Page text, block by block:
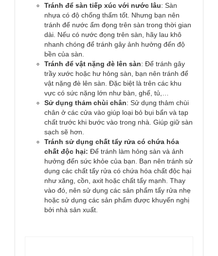
Tránh để sàn tiếp xúc với nước lâu: Sàn
nhựa có độ chống thấm tốt. Nhưng bạn nên
tránh để nước ẩm đọng trên sàn trong thời gian
dài. Nếu có nước đọng trên sàn, hãy lau khô
nhanh chóng để tránh gây ảnh hưởng đến độ
bền của sàn.
Tránh để vật nặng đè lên sàn: Để tránh gây
trầy xước hoặc hư hỏng sàn, bạn nên tránh để
vật nặng đè lên sàn. Đặc biệt là trên các khu
vực có sức nặng lớn như bàn, ghế, tủ,…
Sử dụng thảm chùi chân: Sử dụng thảm chùi
chân ở các cửa vào giúp loại bỏ bụi bẩn và tạp
chất trước khi bước vào trong nhà. Giúp giữ sàn
sạch sẽ hơn.
Tránh sử dụng chất tẩy rửa có chứa hóa
chất độc hại: Để tránh làm hỏng sàn và ảnh
hưởng đến sức khỏe của bạn. Bạn nên tránh sử
dụng các chất tẩy rửa có chứa hóa chất độc hại
như xăng, cồn, axit hoặc chất tẩy mạnh. Thay
vào đó, nên sử dụng các sản phẩm tẩy rửa nhẹ
hoặc sử dụng các sản phẩm được khuyến nghị
bởi nhà sản xuất.